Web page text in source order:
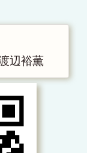
辺裕薫